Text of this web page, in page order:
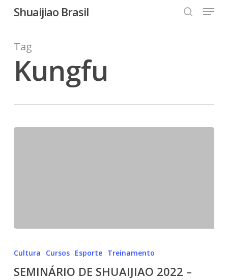
content
Shuaijiao Brasil Menu
Tag
Kungfu
2022
Cultura Cursos Esporte Treinamento
SEMINÁRIO DE SHUAIJIAO 2022 –